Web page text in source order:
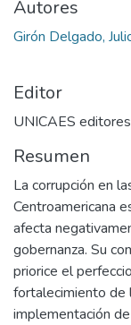
Autores
Girón Delgado,
Editor
UNICAES editores
Resumen
La corrupción en
Centroamericana
afecta
gobernanza. Su
priorice el
fortalecimiento de
implementación